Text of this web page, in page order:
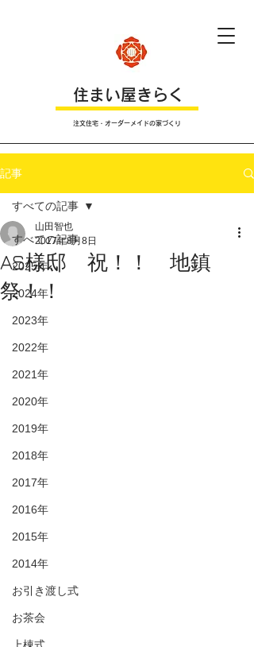
​住まい屋きらく
注文住宅・オーダーメイドの家づくり
記事
すべての記事
2025年
2024年
2023年
2022年
2021年
2020年
2019年
2018年
2017年
2016年
2015年
2014年
お引き渡し式
お茶会
すべての記事
AS様邸 祝！！ 地鎮
祭！！
山田智也
2017年8月8日